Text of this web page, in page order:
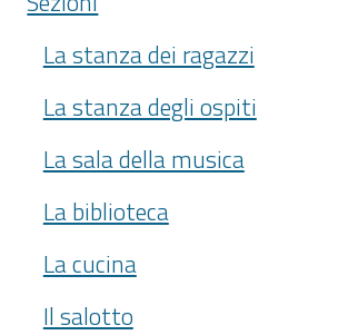
La stanza dei ragazzi
La stanza degli ospiti
La sala della musica
La biblioteca
La cucina
Il salotto